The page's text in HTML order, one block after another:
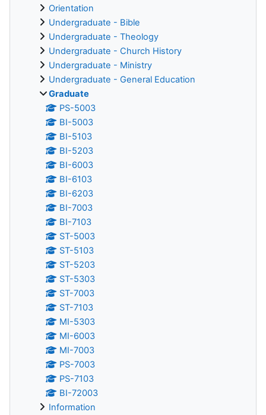
Orientation
Undergraduate - Bible
Undergraduate - Theology
Undergraduate - Church History
Undergraduate - Ministry
Undergraduate - General Education
Graduate
PS-5003
BI-5003
BI-5103
BI-5203
BI-6003
BI-6103
BI-6203
BI-7003
BI-7103
ST-5003
ST-5103
ST-5203
ST-5303
ST-7003
ST-7103
MI-5303
MI-6003
MI-7003
PS-7003
PS-7103
BI-72003
Information